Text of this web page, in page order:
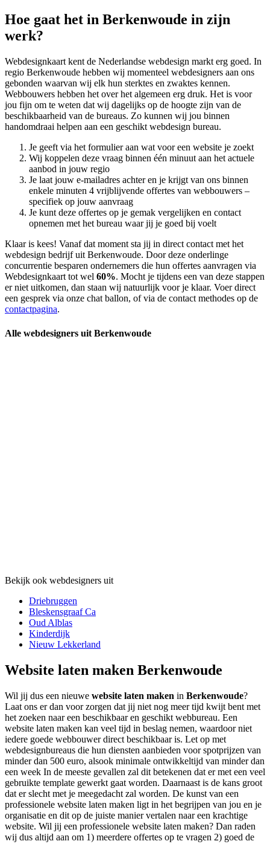
Hoe gaat het in Berkenwoude in zijn
werk?
Webdesignkaart kent de Nederlandse webdesign markt erg goed. In
regio Berkenwoude hebben wij momenteel webdesigners aan ons
gebonden waarvan wij elk hun sterktes en zwaktes kennen.
Webbouwers hebben het over het algemeen erg druk. Het is voor
jou fijn om te weten dat wij dagelijks op de hoogte zijn van de
beschikbaarheid van de bureaus. Zo kunnen wij jou binnen
handomdraai helpen aan een geschikt webdesign bureau.
Je geeft via het formulier aan wat voor een website je zoekt
Wij koppelen deze vraag binnen één minuut aan het actuele
aanbod in jouw regio
Je laat jouw e-mailadres achter en je krijgt van ons binnen
enkele minuten 4 vrijblijvende offertes van webbouwers –
specifiek op jouw aanvraag
Je kunt deze offertes op je gemak vergelijken en contact
opnemen met het bureau waar jij je goed bij voelt
Klaar is kees! Vanaf dat moment sta jij in direct contact met het
webdesign bedrijf uit Berkenwoude. Door deze onderlinge
concurrentie besparen ondernemers die hun offertes aanvragen via
Webdesignkaart tot wel 60%. Mocht je tijdens een van deze stappen
er niet uitkomen, dan staan wij natuurlijk voor je klaar. Voer direct
een gesprek via onze chat ballon, of via de contact methodes op de
contactpagina.
Alle webdesigners uit Berkenwoude
Bekijk ook webdesigners uit
Driebruggen
Bleskensgraaf Ca
Oud Alblas
Kinderdijk
Nieuw Lekkerland
Website laten maken Berkenwoude
Wil jij dus een nieuwe website laten maken in Berkenwoude?
Laat ons er dan voor zorgen dat jij niet nog meer tijd kwijt bent met
het zoeken naar een beschikbaar en geschikt webbureau. Een
website laten maken kan veel tijd in beslag nemen, waardoor niet
iedere goede webbouwer direct beschikbaar is. Let op met
webdesignbureaus die hun diensten aanbieden voor spotprijzen van
minder dan 500 euro, alsook minimale ontwikkeltijd van minder dan
een week In de meeste gevallen zal dit betekenen dat er met een veel
gebruikte template gewerkt gaat worden. Daarnaast is de kans groot
dat er slecht met je meegedacht zal worden. De kunst van een
professionele website laten maken ligt in het begrijpen van jou en je
organisatie en dit op de juiste manier vertalen naar een krachtige
website. Wil jij een professionele website laten maken? Dan raden
wij dus altijd aan om 1) meerdere offertes op te vragen 2) goed de